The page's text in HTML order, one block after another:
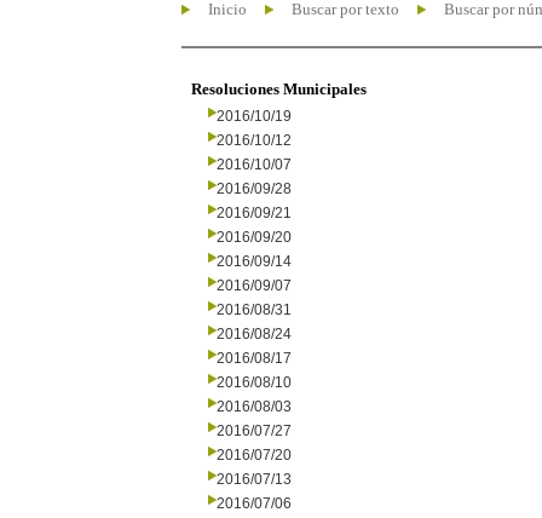
Inicio Buscar por texto Buscar por
Resoluciones Municipales
2016/10/19
2016/10/12
2016/10/07
2016/09/28
2016/09/21
2016/09/20
2016/09/14
2016/09/07
2016/08/31
2016/08/24
2016/08/17
2016/08/10
2016/08/03
2016/07/27
2016/07/20
2016/07/13
2016/07/06